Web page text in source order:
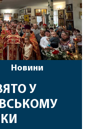
Новини
У